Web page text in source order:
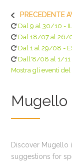
PRECEDENTE
Dal 9 al 30/10 -
Dal 18/07 al 26/
Dal 1 al 29/08 -
Dall'8/08 al 1/11
Mostra gli eventi
Mugello
Discover Mugello
suggestions for